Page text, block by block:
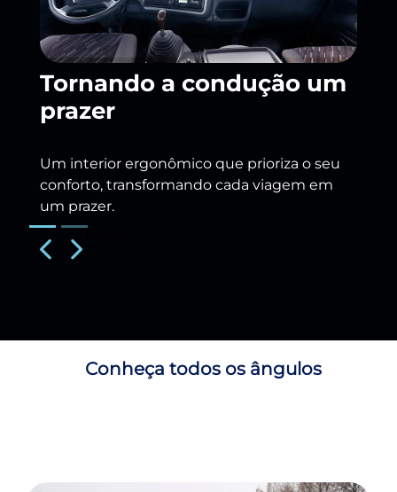
Tornando a condução um
prazer
Um interior ergonômico que prioriza o seu
conforto, transformando cada viagem em
um prazer.
Previous
Next
Conheça todos os ângulos